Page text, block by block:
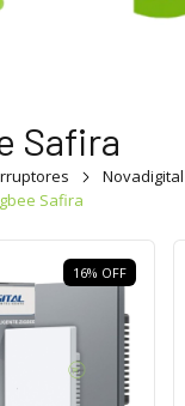
Safira
Novadigital
Safira
16% OFF